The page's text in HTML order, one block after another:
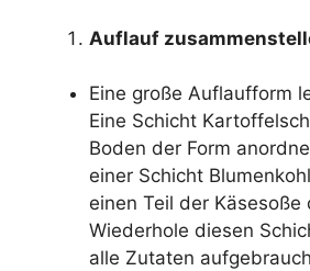
Auflauf
Eine große Auflaufform
Eine Schicht
Boden der Form
einer Schicht
einen Teil der Käsesoße
Wiederhole diesen
alle Zutaten